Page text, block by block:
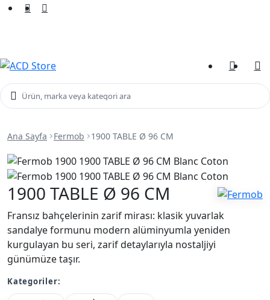
Ürün, marka veya kategori ara
Ana Sayfa Fermob 1900 TABLE Ø 96 CM
1900 TABLE Ø 96 CM
Fransız bahçelerinin zarif mirası: klasik yuvarlak
sandalye formunu modern alüminyumla yeniden
kurgulayan bu seri, zarif detaylarıyla nostaljiyi
günümüze taşır.
Kategoriler: